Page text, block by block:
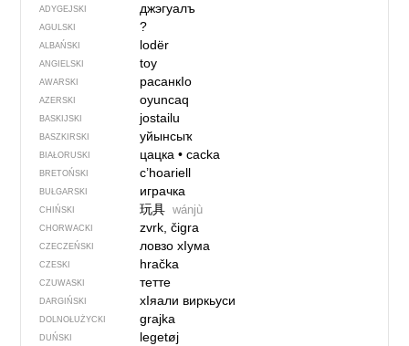
ADYGEJSKI джэгуалъ
AGULSKI ?
ALBAŃSKI lodër
ANGIELSKI toy
AWARSKI расанкIо
AZERSKI oyuncaq
BASKIJSKI jostailu
BASZKIRSKI уйынсыҡ
BIAŁORUSKI цацка• cacka
BRETOŃSKI c’hoariell
BUŁGARSKI играчка
CHIŃSKI 玩具 wánjù
CHORWACKI zvrk, čigra
CZECZEŃSKI ловзо хIума
CZESKI hračka
CZUWASKI тетте
DARGIŃSKI хIяали виркьуси
DOLNOŁUŻYCKI grajka
DUŃSKI legetøj